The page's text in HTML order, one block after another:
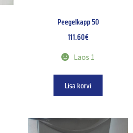
Peegelkapp 50
111.60€
Laos 1
Lisa korvi